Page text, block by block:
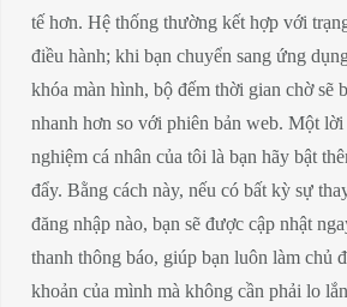
tế hơn. Hệ thống thường kết hợp với
điều hành; khi bạn chuyển sang ứng
khóa màn hình, bộ đếm thời gian chờ sẽ
nhanh hơn so với phiên bản web. Một
nghiệm cá nhân của tôi là bạn hãy bật
đẩy. Bằng cách này, nếu có bất kỳ sự
đăng nhập nào, bạn sẽ được cập nhật
thanh thông báo, giúp bạn luôn làm chủ
khoản của mình mà không cần phải lo